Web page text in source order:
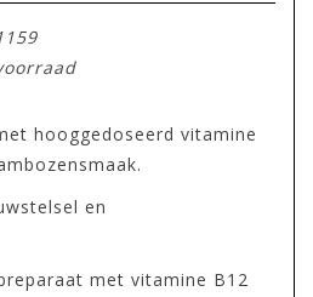
hooggedoseerd vitamine
en
met vitamine B12